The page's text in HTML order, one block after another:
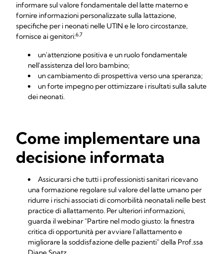
informare sul valore fondamentale del latte materno e
fornire informazioni personalizzate sulla lattazione,
specifiche per i neonati nelle UTIN e le loro circostanze,
fornisce ai genitori:6,7
un'attenzione positiva e un ruolo fondamentale
nell'assistenza del loro bambino;
un cambiamento di prospettiva verso una speranza;
un forte impegno per ottimizzare i risultati sulla salute
dei neonati.
Come implementare una
decisione informata
Assicurarsi che tutti i professionisti sanitari ricevano
una formazione regolare sul valore del latte umano per
ridurre i rischi associati di comorbilità neonatali nelle best
practice di allattamento. Per ulteriori informazioni,
guarda il webinar"Partire nel modo giusto: la finestra
critica di opportunità per avviare l'allattamento e
migliorare la soddisfazione delle pazienti"della Prof.ssa